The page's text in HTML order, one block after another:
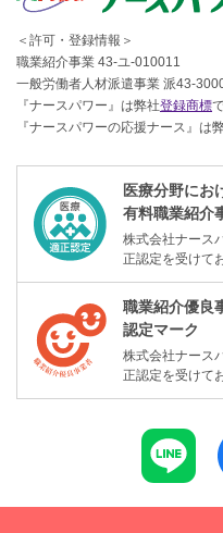
＜許可・登録情報＞
職業紹介事業 43-ユ-010011
一般労働者人材派遣事業 派43-
『ナースパワー』は弊社登録商標
『ナースパワーの応援ナース』は
医療分野にお
有料職業紹介
株式会社ナース
正認定を受けて
職業紹介優良
認定マーク
株式会社ナース
正認定を受けて